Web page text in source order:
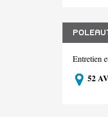
Entretien
52